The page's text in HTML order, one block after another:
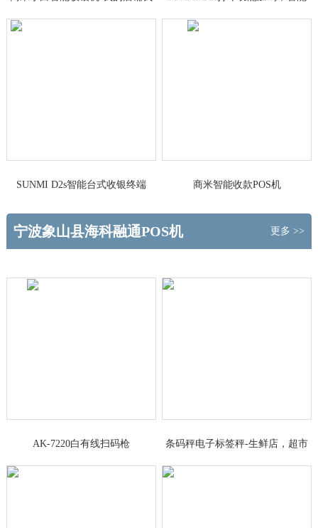
SUNMI D2s智能台式收银终端 商米智能收款POS机
宁波象山县海科融通POS机 更多 >>
AK-7220白有线扫码枪
条码秤电子标签秤-生鲜店，超市